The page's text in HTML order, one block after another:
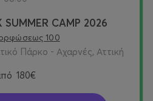
SUMMER CAMP 2026
100
Πάρκο - Αχαρνές, Αττική
180€